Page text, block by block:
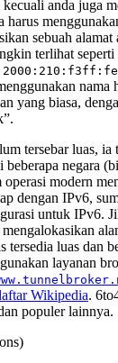
anda juga
harus
sebuah
terlihat seperti
nama
yang biasa,
”.
tersebar luas, ia
negara
operasi modern
dengan IPv6,
untuk IPv6.
tersedia luas dan
layanan
Wikipedia.
populer lainnya.